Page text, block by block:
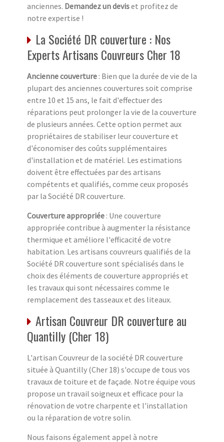
anciennes. Demandez un deviset profitez de
notre expertise !
La Société DR couverture : Nos
Experts Artisans Couvreurs Cher 18
Ancienne couverture : Bien que la durée de vie de la
plupart des anciennes couvertures soit comprise
entre 10 et 15 ans, le fait d'effectuer des
réparations peut prolonger la vie de la couverture
de plusieurs années. Cette option permet aux
propriétaires de stabiliser leur couverture et
d'économiser des coûts supplémentaires
d'installation et de matériel. Les estimations
doivent être effectuées par des artisans
compétents et qualifiés, comme ceux proposés
par la Société DR couverture.
Couverture appropriée : Une couverture
appropriée contribue à augmenter la résistance
thermique et améliore l'efficacité de votre
habitation. Les artisans couvreurs qualifiés de la
Société DR couverture sont spécialisés dans le
choix des éléments de couverture appropriés et
les travaux qui sont nécessaires comme le
remplacement des tasseaux et des liteaux.
Artisan Couvreur DR couverture au
Quantilly (Cher 18)
L'artisan Couvreur de la société DR couverture
située à Quantilly (Cher 18) s'occupe de tous vos
travaux de toiture et de façade. Notre équipe vous
propose un travail soigneux et efficace pour la
rénovation de votre charpente et l'installation
ou la réparation de votre solin.
Nous faisons également appel à notre